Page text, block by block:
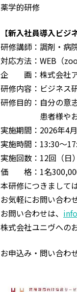
薬学的研修
【新入社員導入ビジ
研修講師：調剤・病
対応方法：WEB（
企 画：株式会社ア
研修内容：ビジネス
研修目的：自分の意
患者様やお客様
実施期間：2026年4
実施時間：13:30〜
実施回数：12回（日）
価 格：1名300,000
本研修につきまして
お気軽にお問い合わ
お問い合わせは、
株式会社ユニヴへの
お申込み・問い合わ